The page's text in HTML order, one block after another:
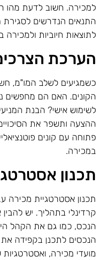
חשוב לדעת מהו
הנדרשים לסגירת
חיוביות ולמכירה
לשלב המו"מ,
האם הם מחפשים
אישי? הבנת
ותשפר את
עם קונים
אסטרטגיית מכירה
בתהליך. יש
כמו גם את הקהל
לתכנן בקפידה את
מכירה,